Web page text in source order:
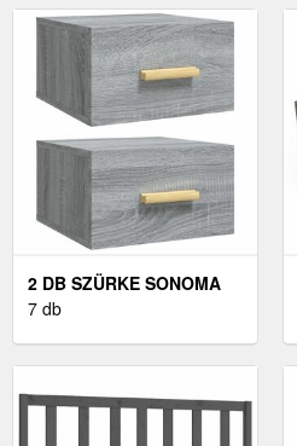
2 DB SZÜRKE SONOMA
FALRA SZERELHETŐ
7 db